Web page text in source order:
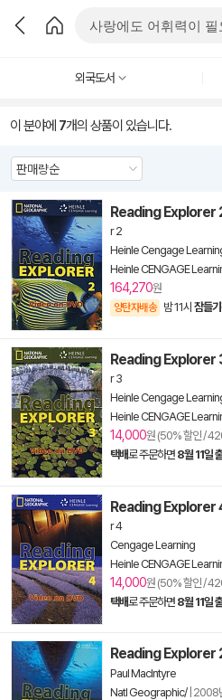
외국도서
이 분야에 7개의 상품이 있습니다.
Reading Explorer
r 2
Heinle Cengage
Heinle CENGAGE
164,270원
양탄자배송 밤 11시 잠들
Reading Explorer
r 3
Heinle Cengage
Heinle CENGAGE
14,000원 (50% 할인 /
택배로 주문하면 8월 11일
Reading Explorer
r 4
Cengage Learning
Heinle CENGAGE
14,000원 (50% 할인 /
택배로 주문하면 8월 11일
Reading Explorer
Paul MacIntyre
Natl Geographic/ 2008